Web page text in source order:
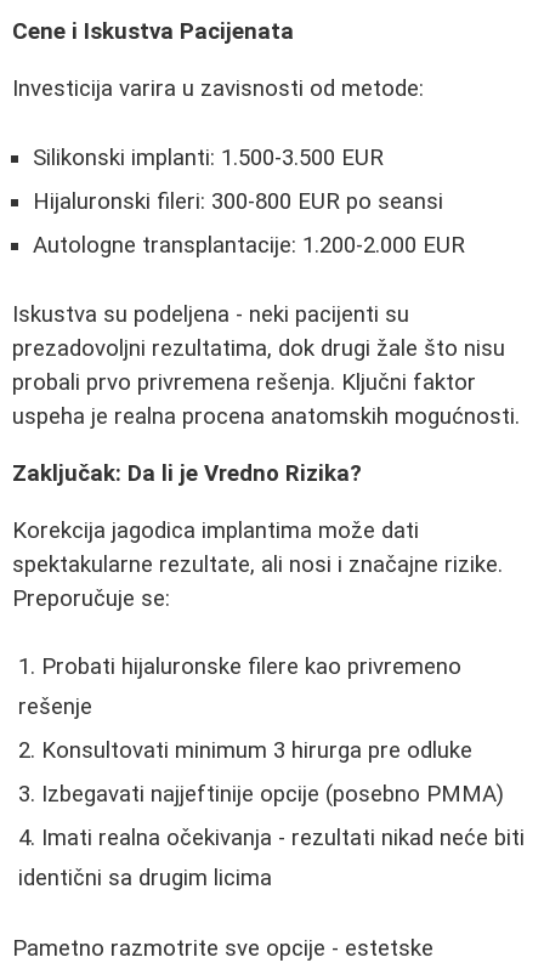
Cene i Iskustva Pacijenata
Investicija varira u zavisnosti od metode:
Silikonski implanti: 1.500-3.500 EUR
Hijaluronski fileri: 300-800 EUR po seansi
Autologne transplantacije: 1.200-2.000 EUR
Iskustva su podeljena - neki pacijenti su
prezadovoljni rezultatima, dok drugi žale što nisu
probali prvo privremena rešenja. Ključni faktor
uspeha je realna procena anatomskih mogućnosti.
Zaključak: Da li je Vredno Rizika?
Korekcija jagodica implantima može dati
spektakularne rezultate, ali nosi i značajne rizike.
Preporučuje se:
Probati hijaluronske filere kao privremeno
rešenje
Konsultovati minimum 3 hirurga pre odluke
Izbegavati najjeftinije opcije (posebno PMMA)
Imati realna očekivanja - rezultati nikad neće biti
identični sa drugim licima
Pametno razmotrite sve opcije - estetske